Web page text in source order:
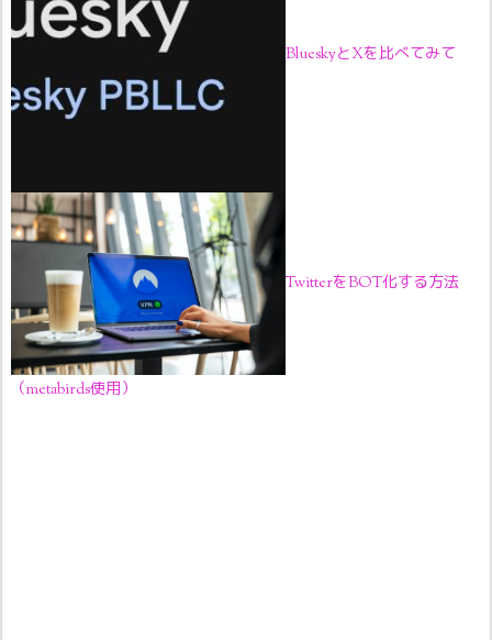
BlueskyとXを比べてみて
TwitterをBOT化する方法
（metabirds使用）